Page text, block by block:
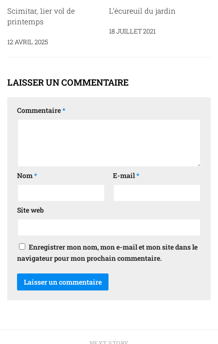
Scimitar, 1ier vol de
printemps
12 AVRIL 2025
L’écureuil du jardin
18 JUILLET 2021
LAISSER UN COMMENTAIRE
Commentaire*
Nom* E-mail*
Site web
Enregistrer mon nom, mon e-mail et mon site dans le
navigateur pour mon prochain commentaire.